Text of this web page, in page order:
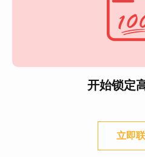
开始锁定
立即